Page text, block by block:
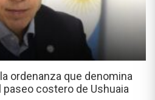
ordenanza que denomina
paseo costero de Ushuaia